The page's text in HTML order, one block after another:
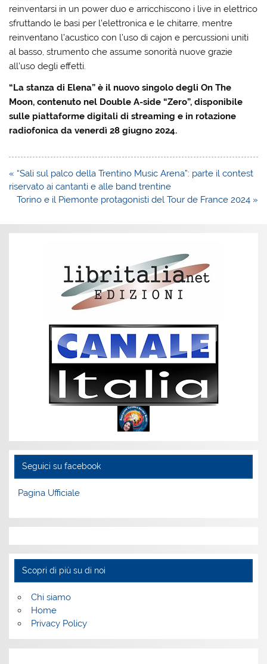
reinventarsi in un power duo e arricchiscono i live in elettrico
sfruttando le basi per l’elettronica e le chitarre, mentre
reinventano l’acustico con l’uso di cajon e percussioni uniti
al basso, strumento che assume sonorità nuove grazie
all’uso degli effetti.
“La stanza di Elena” è il nuovo singolo degli On The
Moon, contenuto nel Double A-side “Zero”, disponibile
sulle piattaforme digitali di streaming e in rotazione
radiofonica da venerdì 28 giugno 2024.
Navigazione
articoli
« “Sali sul palco della Trentino Music Arena”: parte il contest
riservato ai cantanti e alle band trentine
Torino e il Piemonte protagonisti del Tour de France 2024 »
Seguici su facebook
Pagina Ufficiale
Scopri di più su di noi
Chi siamo
Home
Privacy Policy